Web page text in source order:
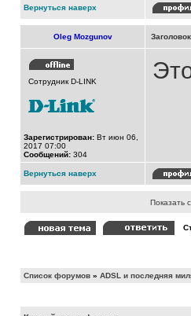
Вернуться наверх
Oleg Mozgunov
Сотрудник D-LINK
Зарегистрирован: Вт июн 06,
2017 07:00
Сообщений: 304
Вернуться наверх
Показать
Список форумов » ADSL и последняя